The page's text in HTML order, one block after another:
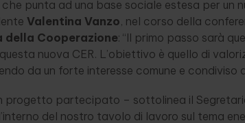
punta ad una base sociale estesa per un
Valentina Vanzo, nel corso della
della Cooperazione: “Il primo passo sarà
nuova CER. L’obiettivo è quello di
da un forte interesse comune e condiviso
progetto partecipato – sottolinea il
del nostro tavolo di lavoro sul tema